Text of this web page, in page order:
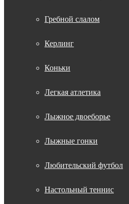
Гребной слалом
Керлинг
Коньки
Легкая атлетика
Лыжное двоеборье
Лыжные гонки
Любительский футбол
Настольный теннис